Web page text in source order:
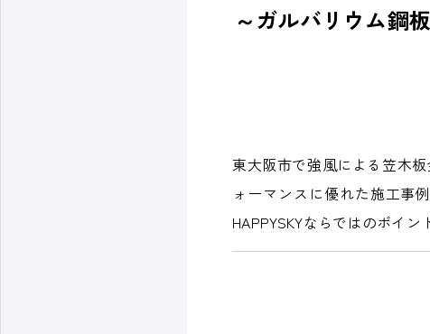
～ガルバリウム鋼
東大阪市で強風による笠木
ォーマンスに優れた施工事
HAPPYSKYならではのポイ